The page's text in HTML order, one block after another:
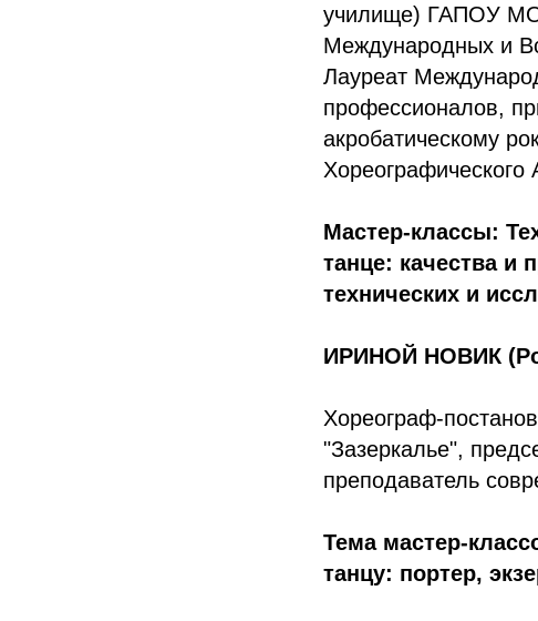
училище) ГАПОУ МО
Международных и
Лауреат
профессионалов,
акробатическому
Хореографического
Мастер-классы:
танце: качества и
технических и
ИРИНОЙ НОВИК
Хореограф-
"Зазеркалье",
преподаватель
Тема мастер-
танцу: портер,